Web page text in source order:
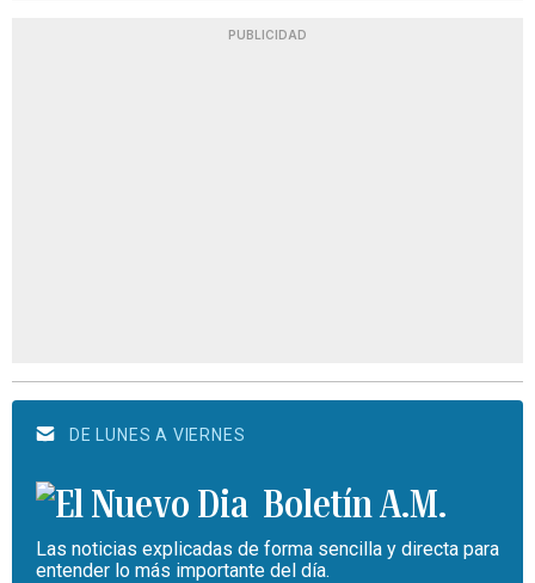
PUBLICIDAD
DE LUNES A VIERNES
Boletín A.M.
Las noticias explicadas de forma sencilla y directa para
entender lo más importante del día.